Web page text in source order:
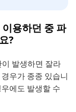
용하던 중 파
?
발생하면 잘라
우가 종종 있습니
에도 발생할 수